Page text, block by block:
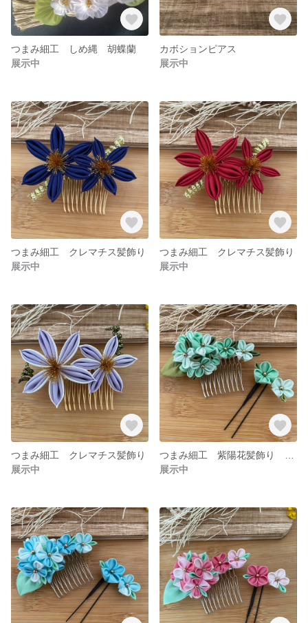
つまみ細工 しめ縄 胡蝶蘭
展示中
カボションピアス
展示中
つまみ細工 クレマチス髪飾り
展示中
つまみ細工 クレマチス髪飾り
展示中
つまみ細工 クレマチス髪飾り
展示中
展示中